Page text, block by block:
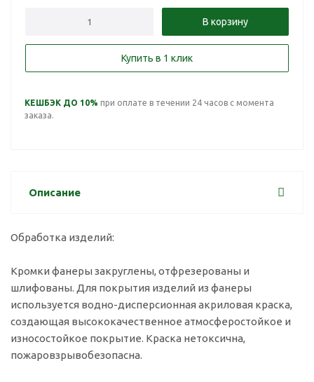
В корзину
Купить в 1 клик
КЕШБЭК ДО 10% при оплате в течении 24 часов с момента
заказа.
Описание
Обработка изделий:
Кромки фанеры закруглены, отфрезерованы и
шлифованы. Для покрытия изделий из фанеры
используется водно-дисперсионная акриловая краска,
создающая высококачественное атмосферостойкое и
износостойкое покрытие. Краска нетоксична,
пожаровзрывобезопасна.